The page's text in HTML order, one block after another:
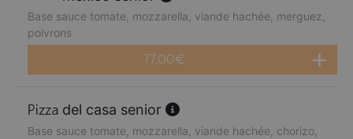
Base sauce tomate, mozzarella, viande hachée, merguez,
poivrons
17.00€
del casa senior
Base sauce tomate, mozzarella, viande hachée, chorizo,